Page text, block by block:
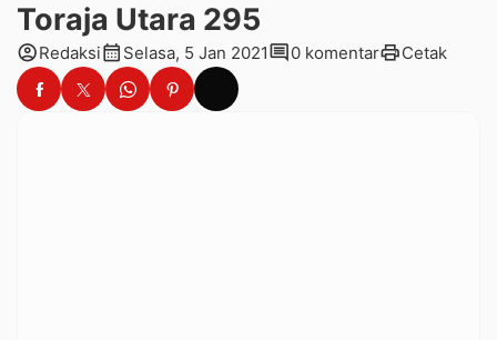
Toraja Utara 295
account_circleRedaksicalendar_month Selasa, 5 Jan 2021comment0 komentarprintCetak